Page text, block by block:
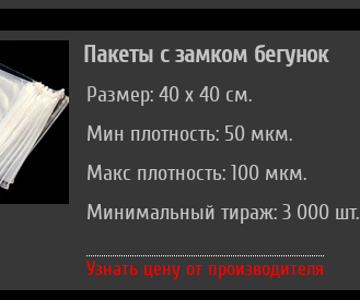
Пакеты с замком бегунок
Размер: 40 х 40 см.
Мин плотность: 50 мкм.
Макс плотность: 100 мкм.
Минимальный тираж: 3 000 шт.
Узнать цену от производителя